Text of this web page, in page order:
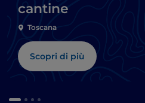
cantine
Toscana
Scopri di più